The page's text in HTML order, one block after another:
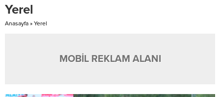
Yerel
Anasayfa » Yerel
MOBİL REKLAM ALANI